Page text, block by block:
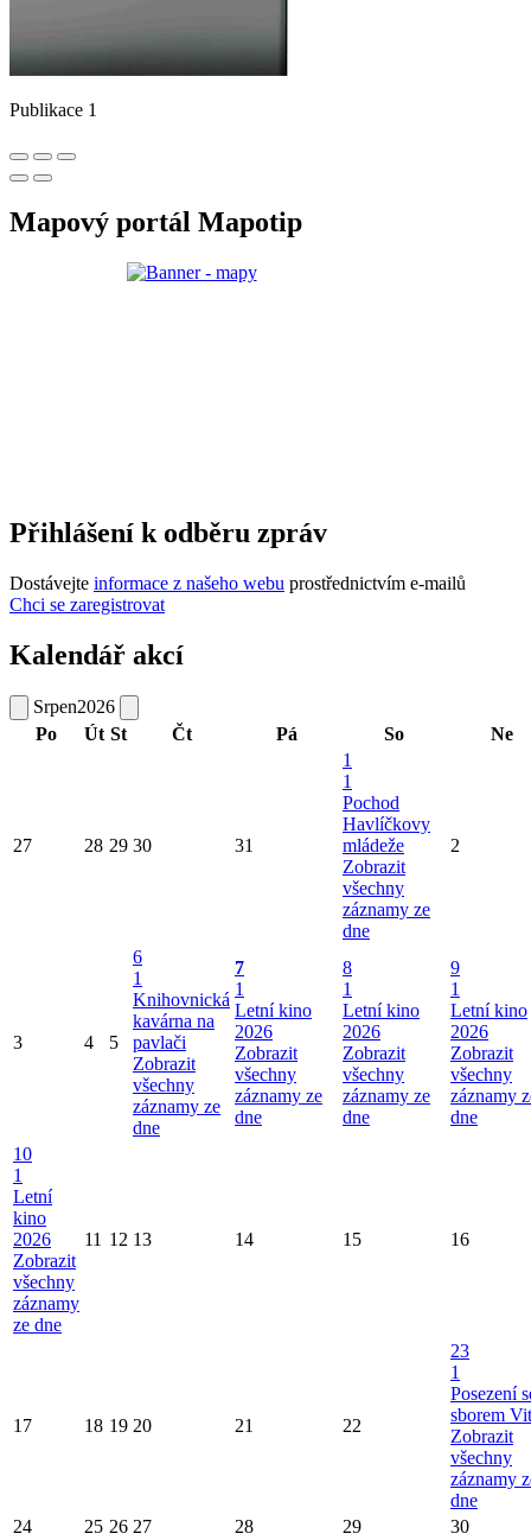
Publikace 1
Mapový portál Mapotip
Přihlášení k odběru zpráv
Dostávejte informace z našeho webu prostřednictvím e-mailů
Chci se zaregistrovat
Kalendář akcí
Srpen2026
Po
Út St Čt Pá So Ne
27 28 29 30 31
1
1
Pochod
Havlíčkovy
mládeže
Zobrazit
všechny
záznamy ze
dne
2
3 4 5
6
1
Knihovnická
kavárna na
pavlači
Zobrazit
všechny
záznamy ze
dne
7
1
Letní kino
2026
Zobrazit
všechny
záznamy ze
dne
8
1
Letní kino
2026
Zobrazit
všechny
záznamy ze
dne
9
1
Letní kino
2026
Zobrazit
všechny
záznamy
dne
10
1
Letní
kino
2026
Zobrazit
všechny
záznamy
ze dne
11 12 13 14 15 16
17 18 19 20 21 22
23
1
Posezení
sborem
Zobrazit
všechny
záznamy
dne
24
25 26 27 28 29 30